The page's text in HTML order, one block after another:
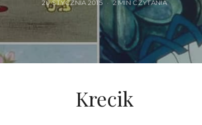
20 STYCZNIA 2015 2 MIN CZYTANIA
Krecik